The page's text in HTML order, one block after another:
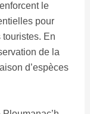
le
pour
touristes. En
de la
d’espèces